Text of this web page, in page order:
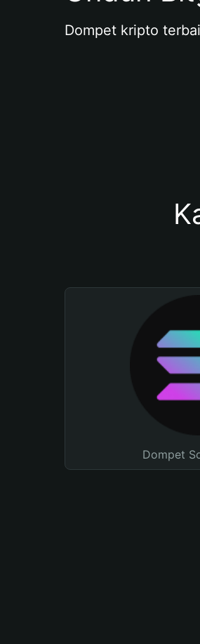
Dompet kripto
Dompet